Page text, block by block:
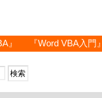
』 『Word VBA入門』